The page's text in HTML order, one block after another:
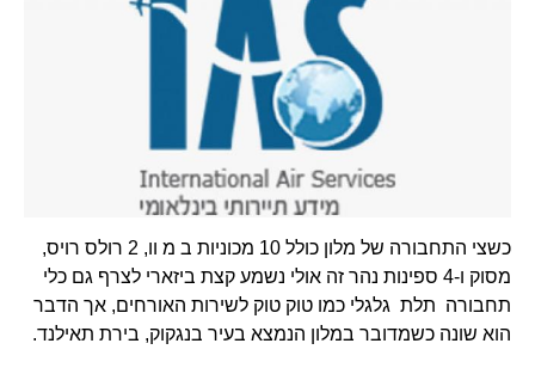
כשצי התחבורה של מלון כולל 10 מכוניות ב מ וו, 2 רולס רויס,
מסוק ו-4 ספינות נהר זה אולי נשמע קצת ביזארי לצרף גם כלי
תחבורה תלת גלגלי כמו טוק טוק לשירות האורחים, אך הדבר
הוא שונה כשמדובר במלון הנמצא בעיר בנגקוק, בירת תאילנד.